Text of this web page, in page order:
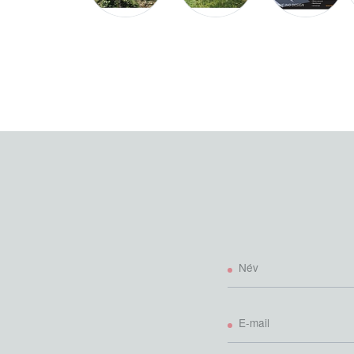
Alapfelszereltség
Név
E-mail